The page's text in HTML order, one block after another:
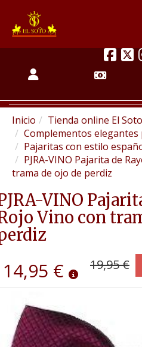
Inicio
Tienda online El Soto
Complementos elegantes
Pajaritas con estilo
PJRA-VINO Pajarita de
trama de ojo de perdiz
VINO
Vino con
14,95 € 19,95 €